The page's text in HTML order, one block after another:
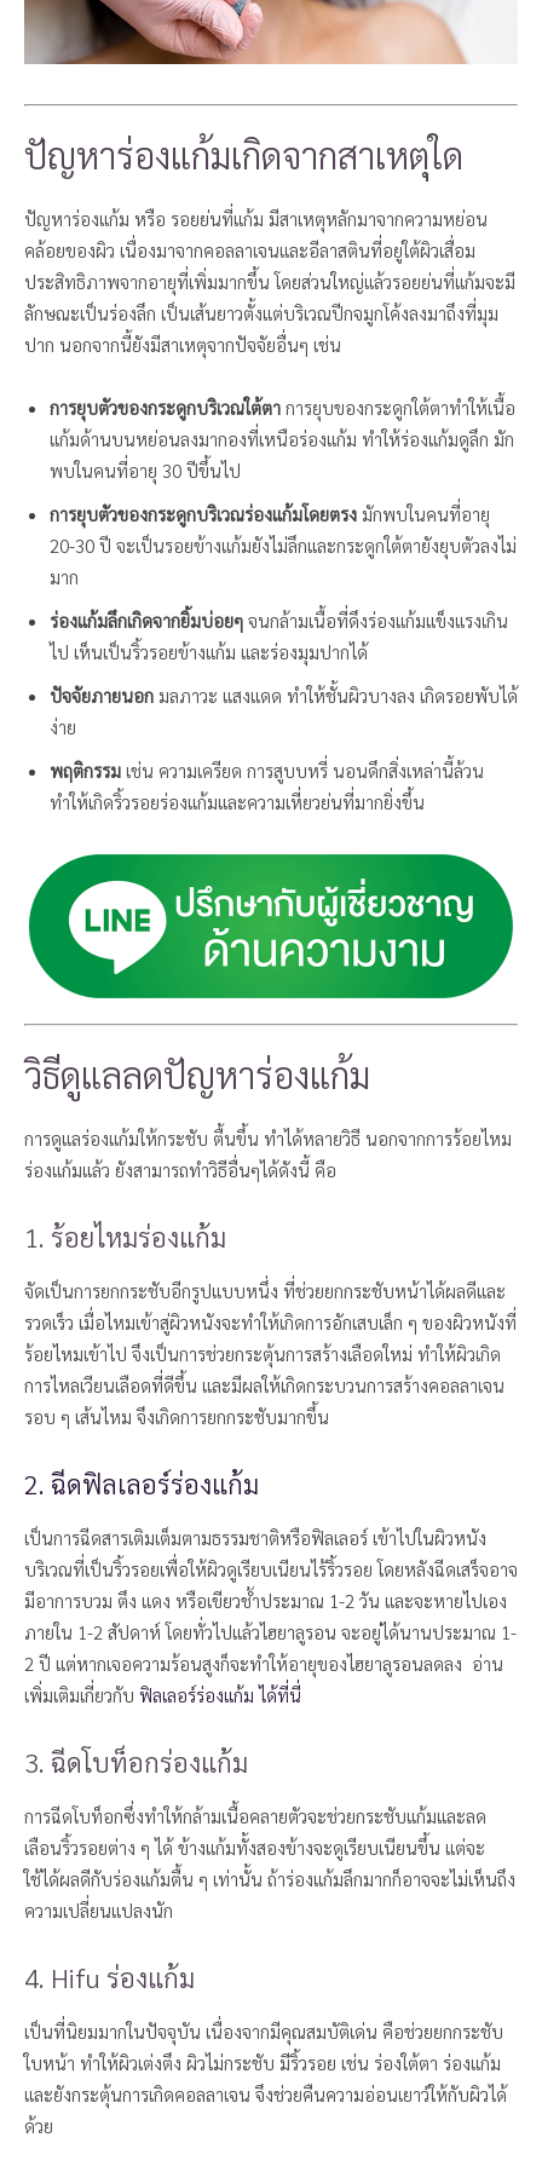
ปัญหาร่องแก้มเกิดจากสาเหตุใด
ปัญหาร่องแก้ม หรือ รอยย่นที่แก้ม มีสาเหตุหลักมาจากความหย่อน
คล้อยของผิว เนื่องมาจากคอลลาเจนและอีลาสตินที่อยู่ใต้ผิวเสื่อม
ประสิทธิภาพจากอายุที่เพิ่มมากขึ้น โดยส่วนใหญ่แล้วรอยย่นที่แก้มจะมี
ลักษณะเป็นร่องลึก เป็นเส้นยาวตั้งแต่บริเวณปีกจมูกโค้งลงมาถึงที่มุม
ปาก นอกจากนี้ยังมีสาเหตุจากปัจจัยอื่นๆ เช่น
การยุบตัวของกระดูกบริเวณใต้ตา การยุบของกระดูกใต้ตาทำให้เนื้อ
แก้มด้านบนหย่อนลงมากองที่เหนือร่องแก้ม ทำให้ร่องแก้มดูลึก มัก
พบในคนที่อายุ 30 ปีขึ้นไป
การยุบตัวของกระดูกบริเวณร่องแก้มโดยตรง มักพบในคนที่อายุ
20-30 ปี จะเป็นรอยข้างแก้มยังไม่ลึกและกระดูกใต้ตายังยุบตัวลงไม่
มาก
ร่องแก้มลึกเกิดจากยิ้มบ่อยๆ จนกล้ามเนื้อที่ดึงร่องแก้มแข็งแรงเกิน
ไป เห็นเป็นริ้วรอยข้างแก้ม และร่องมุมปากได้
ปัจจัยภายนอก มลภาวะ แสงแดด ทำให้ชั้นผิวบางลง เกิดรอยพับได้
ง่าย
พฤติกรรม เช่น ความเครียด การสูบบหรี่ นอนดึกสิ่งเหล่านี้ล้วน
ทำให้เกิดริ้วรอยร่องแก้มและความเหี่ยวย่นที่มากยิ่งขึ้น
วิธีดูแลลดปัญหาร่องแก้ม
การดูแลร่องแก้มให้กระชับ ตื้นขึ้น ทำได้หลายวิธี นอกจากการร้อยไหม
ร่องแก้มแล้ว ยังสามารถทำวิธีอื่นๆได้ดังนี้ คือ
1. ร้อยไหมร่องแก้ม
จัดเป็นการยกกระชับอีกรูปแบบหนึ่ง ที่ช่วยยกกระชับหน้าได้ผลดีและ
รวดเร็ว เมื่อไหมเข้าสู่ผิวหนังจะทำให้เกิดการอักเสบเล็ก ๆ ของผิวหนังที่
ร้อยไหมเข้าไป จึงเป็นการช่วยกระตุ้นการสร้างเลือดใหม่ ทำให้ผิวเกิด
การไหลเวียนเลือดที่ดีขึ้น และมีผลให้เกิดกระบวนการสร้างคอลลาเจน
รอบ ๆ เส้นไหม จึงเกิดการยกกระชับมากขึ้น
2. ฉีดฟิลเลอร์ร่องแก้ม
เป็นการฉีดสารเติมเต็มตามธรรมชาติหรือฟิลเลอร์ เข้าไปในผิวหนัง
บริเวณที่เป็นริ้วรอยเพื่อให้ผิวดูเรียบเนียนไร้ริ้วรอย โดยหลังฉีดเสร็จอาจ
มีอาการบวม ตึง แดง หรือเขียวช้ำประมาณ 1-2 วัน และจะหายไปเอง
ภายใน 1-2 สัปดาห์ โดยทั่วไปแล้วไฮยาลูรอน จะอยู่ได้นานประมาณ 1-
2 ปี แต่หากเจอความร้อนสูงก็จะทำให้อายุของไฮยาลูรอนลดลง อ่าน
เพิ่มเติมเกี่ยวกับ ฟิลเลอร์ร่องแก้ม ได้ที่นี่
3. ฉีดโบท็อกร่องแก้ม
การฉีดโบท็อกซึ่งทำให้กล้ามเนื้อคลายตัวจะช่วยกระชับแก้มและลด
เลือนริ้วรอยต่าง ๆ ได้ ข้างแก้มทั้งสองข้างจะดูเรียบเนียนขึ้น แต่จะ
ใช้ได้ผลดีกับร่องแก้มตื้น ๆ เท่านั้น ถ้าร่องแก้มลึกมากก็อาจจะไม่เห็นถึง
ความเปลี่ยนแปลงนัก
4. Hifu ร่องแก้ม
เป็นที่นิยมมากในปัจจุบัน เนื่องจากมีคุณสมบัติเด่น คือช่วยยกกระชับ
ใบหน้า ทำให้ผิวเต่งตึง ผิวไม่กระชับ มีริ้วรอย เช่น ร่องใต้ตา ร่องแก้ม
และยังกระตุ้นการเกิดคอลลาเจน จึงช่วยคืนความอ่อนเยาว์ให้กับผิวได้
ด้วย